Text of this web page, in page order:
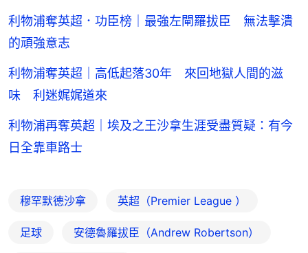
利物浦奪英超．功臣榜｜最強左閘羅拔臣 無法擊潰
的頑強意志
利物浦奪英超｜高低起落30年 來回地獄人間的滋
味 利迷娓娓道來
利物浦再奪英超｜埃及之王沙拿生涯受盡質疑：有今
日全靠車路士
穆罕默德沙拿 英超（Premier League ）
足球 安德魯羅拔臣（Andrew Robertson）